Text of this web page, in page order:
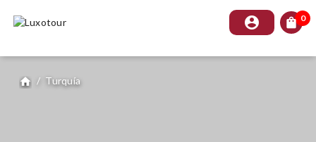
account_circle shopping_bag 0
home / Turquía